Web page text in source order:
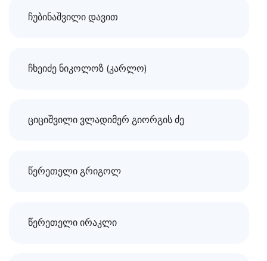
ჩუბინაშვილი დავით
ჩხეიძე ნიკოლოზ (კარლო)
ციციშვილი ვლადიმერ გიორგის ძე
წერეთელი გრიგოლ
წერეთელი ირაკლი